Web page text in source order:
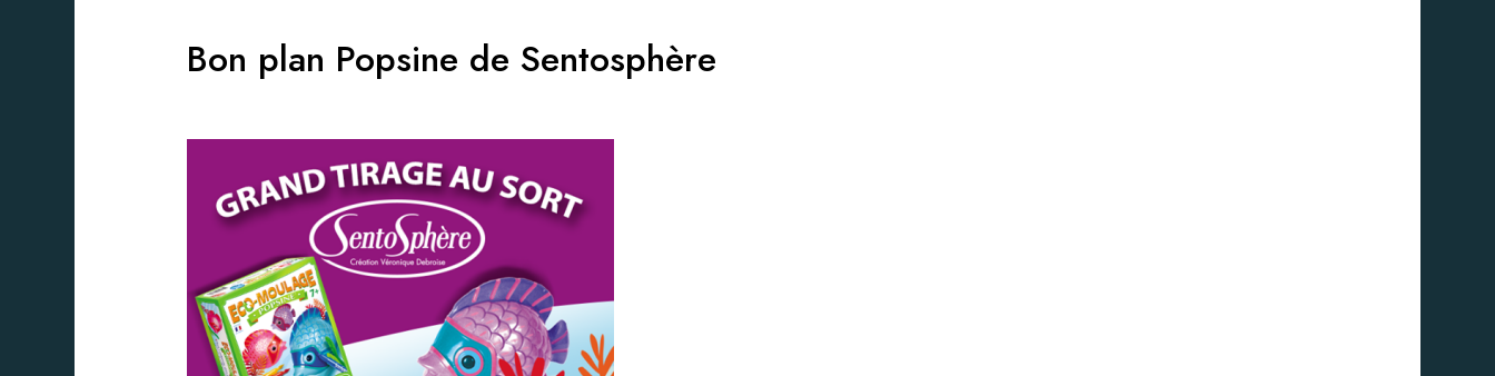
Bon plan Popsine de Sentosphère